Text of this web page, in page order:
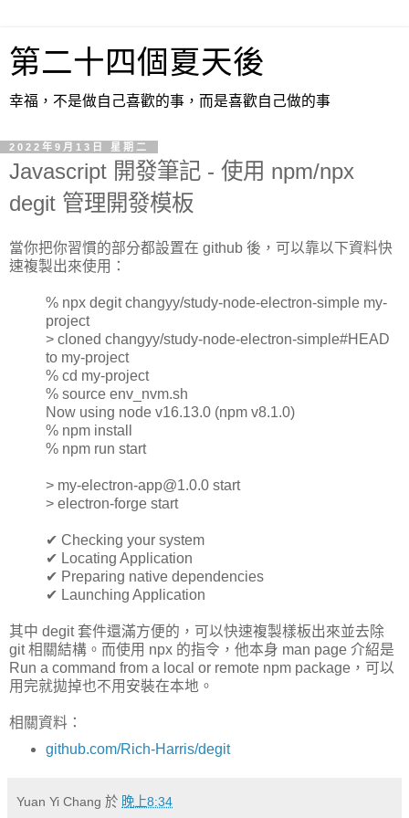
第二十四個夏天後
幸福，不是做自己喜歡的事，而是喜歡自己做的事
2022年9月13日 星期二
Javascript 開發筆記 - 使用 npm/npx
degit 管理開發模板
當你把你習慣的部分都設置在 github 後，可以靠以下資料快
速複製出來使用：
% npx degit changyy/study-node-electron-simple my-
project
> cloned changyy/study-node-electron-simple#HEAD
to my-project
% cd my-project
% source env_nvm.sh
Now using node v16.13.0 (npm v8.1.0)
% npm install
% npm run start
> my-electron-app@1.0.0 start
> electron-forge start
✔ Checking your system
✔ Locating Application
✔ Preparing native dependencies
✔ Launching Application
其中 degit 套件還滿方便的，可以快速複製樣板出來並去除
git 相關結構。而使用 npx 的指令，他本身 man page 介紹是
Run a command from a local or remote npm package，可以
用完就拋掉也不用安裝在本地。
相關資料：
github.com/Rich-Harris/degit
Yuan Yi Chang 於 晚上8:34